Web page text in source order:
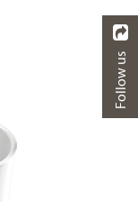
Follow us